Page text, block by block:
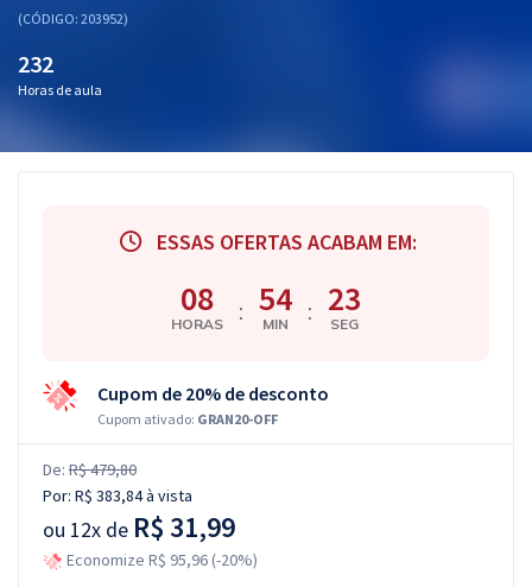
(CÓDIGO: 203952)
232
Horas de aula
ESSAS OFERTAS ACABAM EM:
08
HORAS : 54
MIN : 23
SEG
Cupom de 20% de desconto
Cupom ativado: GRAN20-OFF
De: R$ 479,80
Por: R$ 383,84à vista
ou 12x de R$ 31,99
Economize R$ 95,96 (-20%)